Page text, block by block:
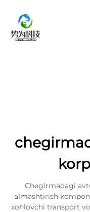
Chegirmadagi
almashtirish
xohlovchi transport